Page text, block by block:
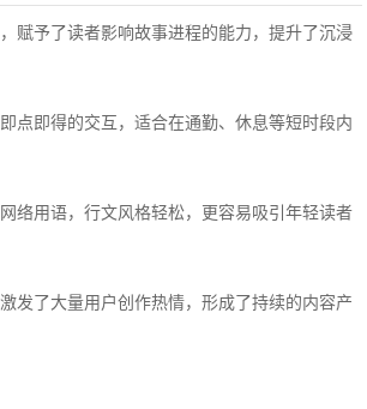
赋予了读者影响故事进程的能力，提升了沉浸
点即得的交互，适合在通勤、休息等短时段内
络用语，行文风格轻松，更容易吸引年轻读者
发了大量用户创作热情，形成了持续的内容产